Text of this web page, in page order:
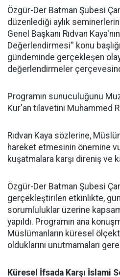
​Özgür-Der Batman Şubesi
düzenlediği aylık
Genel Başkanı Rıdvan
Değerlendirmesi'' konu
gündeminde gerçekleşen
değerlendirmeler
Programın sunuculuğunu
Kur'an tilavetini Muhammed
Rıdvan Kaya sözlerine,
hareket etmesinin önemine
kuşatmalara karşı direniş ve
Özgür-Der Batman Şubesi
gerçekleştirilen etkinlikte,
sorumluluklar üzerine
yapıldı. Programın ana
Müslümanların küresel
olduklarını unutmamaları
Küresel İfsada Karşı İslami